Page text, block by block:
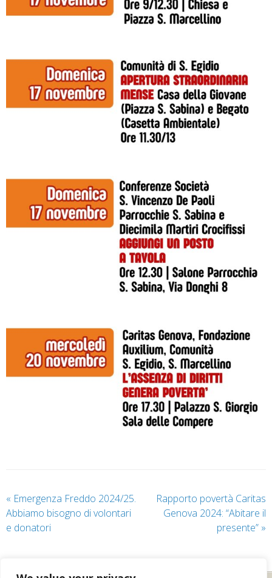
« Emergenza Freddo 2024/25.
Abbiamo bisogno di volontari
e donatori
Rapporto povertà Caritas
Genova 2024: “Abitare il
presente” »